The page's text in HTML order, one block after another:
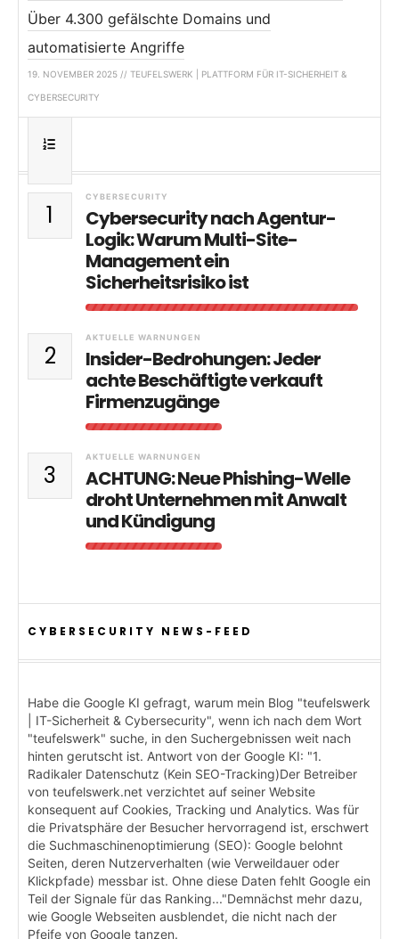
Über 4.300 gefälschte Domains und
automatisierte Angriffe
19. NOVEMBER 2025 // TEUFELSWERK | PLATTFORM FÜR IT-SICHERHEIT &
CYBERSECURITY
1
CYBERSECURITY
Cybersecurity nach Agentur-
Logik: Warum Multi-Site-
Management ein
Sicherheitsrisiko ist
2
AKTUELLE WARNUNGEN
Insider-Bedrohungen: Jeder
achte Beschäftigte verkauft
Firmenzugänge
3
AKTUELLE WARNUNGEN
ACHTUNG: Neue Phishing-Welle
droht Unternehmen mit Anwalt
und Kündigung
CYBERSECURITY NEWS-FEED
Habe die Google KI gefragt, warum mein Blog "teufelswerk
| IT-Sicherheit & Cybersecurity", wenn ich nach dem Wort
"teufelswerk" suche, in den Suchergebnissen weit nach
hinten gerutscht ist. Antwort von der Google KI: "1.
Radikaler Datenschutz (Kein SEO-Tracking)Der Betreiber
von teufelswerk.net verzichtet auf seiner Website
konsequent auf Cookies, Tracking und Analytics. Was für
die Privatsphäre der Besucher hervorragend ist, erschwert
die Suchmaschinenoptimierung (SEO): Google belohnt
Seiten, deren Nutzerverhalten (wie Verweildauer oder
Klickpfade) messbar ist. Ohne diese Daten fehlt Google ein
Teil der Signale für das Ranking..."Demnächst mehr dazu,
wie Google Webseiten ausblendet, die nicht nach der
Pfeife von Google tanzen.